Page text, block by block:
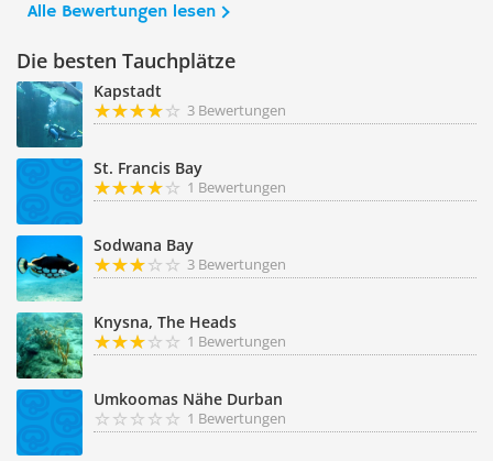
Alle Bewertungen lesen
Die besten Tauchplätze
Kapstadt
3 Bewertungen
St. Francis Bay
1 Bewertungen
Sodwana Bay
3 Bewertungen
Knysna, The Heads
1 Bewertungen
Umkoomas Nähe Durban
1 Bewertungen